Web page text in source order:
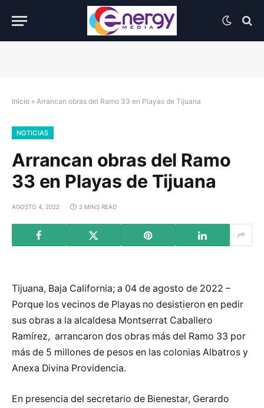
Inicio » Arrancan obras del Ramo 33 en Playas de Tijuana
NOTICIAS
Arrancan obras del Ramo
33 en Playas de Tijuana
AGOSTO 4, 2022 2 MINS READ
Tijuana, Baja California; a 04 de agosto de 2022 –
Porque los vecinos de Playas no desistieron en pedir
sus obras a la alcaldesa Montserrat Caballero
Ramírez, arrancaron dos obras más del Ramo 33 por
más de 5 millones de pesos en las colonias Albatros y
Anexa Divina Providencia.
En presencia del secretario de Bienestar, Gerardo